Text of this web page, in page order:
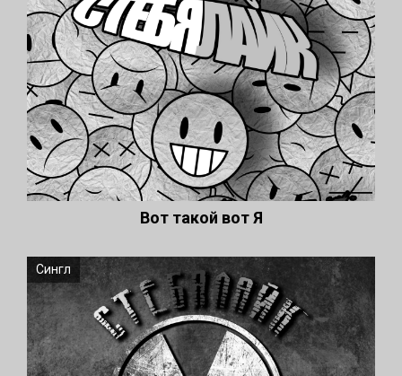
Вот такой вот Я
Сингл